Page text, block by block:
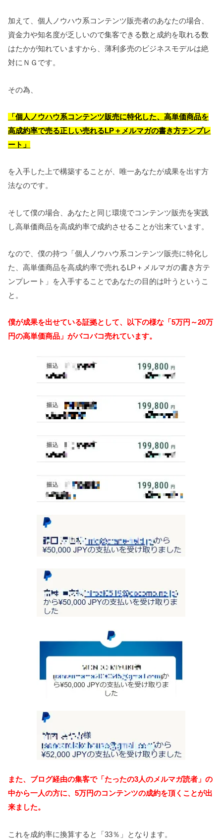
加えて、個人ノウハウ系コンテンツ販売者のあなたの場合、
資金力や知名度が乏しいので集客できる数と成約を取れる数
はたかが知れていますから、薄利多売のビジネスモデルは絶
対にＮＧです。
その為、
「個人ノウハウ系コンテンツ販売に特化した、高単価商品を
高成約率で売る正しい売れるLP＋メルマガの書き方テンプレ
ート」
を入手した上で構築することが、唯一あなたが成果を出す方
法なのです。
そして僕の場合、あなたと同じ環境でコンテンツ販売を実践
し高単価商品を高成約率で成約させることが出来ています。
なので、僕の持つ「個人ノウハウ系コンテンツ販売に特化し
た、高単価商品を高成約率で売れるLP＋メルマガの書き方テ
ンプレート」を入手することであなたの目的は叶うというこ
と。
僕が成果を出せている証拠として、以下の様な「5万円～20万
円の高単価商品」がバコバコ売れています。
また、ブログ経由の集客で「たったの3人のメルマガ読者」の
中から一人の方に、5万円のコンテンツの成約を頂くことが出
来ました。
これを成約率に換算すると「33％」となります。